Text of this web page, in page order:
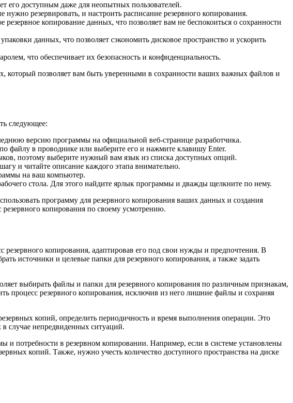
его доступным даже для неопытных пользователей.
резервировать, и настроить расписание резервного копирования.
копирование данных, что позволяет вам не беспокоиться о сохранности
данных, что позволяет сэкономить дисковое пространство и ускорить
что обеспечивает их безопасность и конфиденциальность.
который позволяет вам быть уверенными в сохранности ваших важных файлов и
следующее:
версию программы на официальной веб-странице разработчика.
файлу в проводнике или выберите его и нажмите клавишу Enter.
поэтому выберите нужный вам язык из списка доступных опций.
и читайте описание каждого этапа внимательно.
на ваш компьютер.
стола. Для этого найдите ярлык программы и дважды щелкните по нему.
программу для резервного копирования ваших данных и создания
копирования по своему усмотрению.
копирования, адаптировав его под свои нужды и предпочтения. В
источники и целевые папки для резервного копирования, а также задать
выбирать файлы и папки для резервного копирования по различным признакам,
процесс резервного копирования, исключив из него лишние файлы и сохраняя
копий, определить периодичность и время выполнения операции. Это
в случае непредвиденных ситуаций.
и потребности в резервном копировании. Например, если в системе установлены
копий. Также, нужно учесть количество доступного пространства на диске